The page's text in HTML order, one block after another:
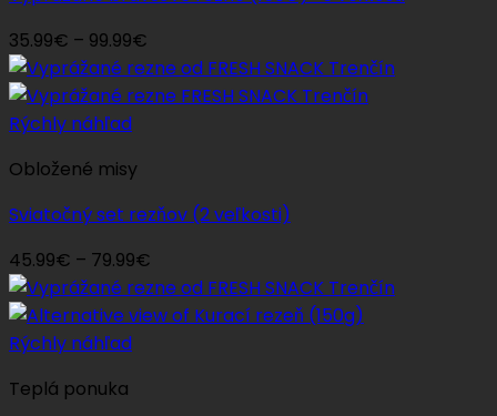
35.99€ – 99.99€
range:
35.99€
Rýchly náhľad
Obložené misy
Sviatočný set rezňov (2 veľkosti)
45.99€ – 79.99€
range:
45.99€
Rýchly náhľad
Teplá ponuka